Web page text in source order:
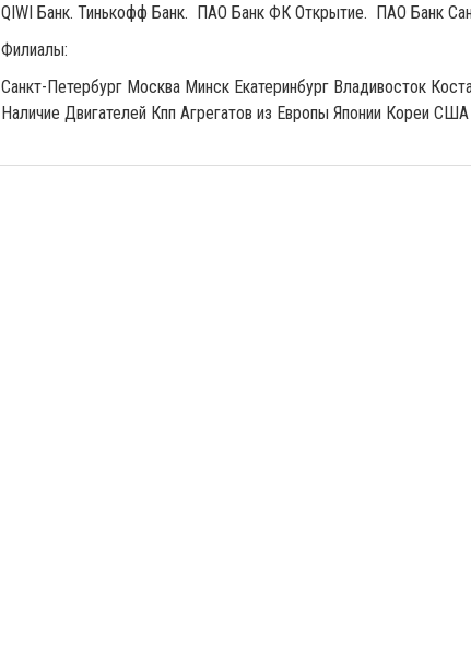
QIWI Банк. Тинькофф Банк. ПАО Банк ФК Открытие. ПАО Банк
Филиалы:
Санкт-Петербург Москва Минск Екатеринбург Владивосток
Наличие Двигателей Кпп Агрегатов из Европы Японии Кореи